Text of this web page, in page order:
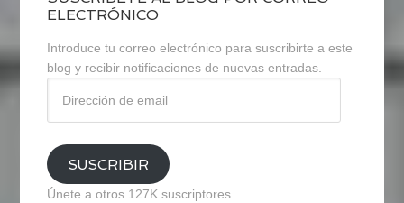
ELECTRÓNICO
Introduce tu correo electrónico para suscribirte a este
blog y recibir notificaciones de nuevas entradas.
email
SUSCRIBIR
Únete a otros 127K suscriptores